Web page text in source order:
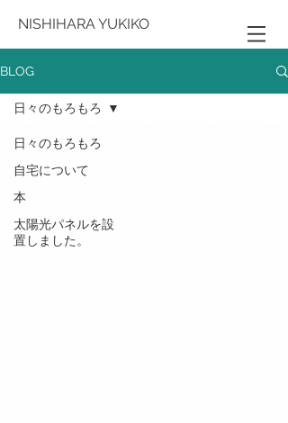
NISHIHARA YUKIKO
BLOG
日々のもろもろ
自宅について
本
太陽光パネルを設
置しました。
日々のもろもろ